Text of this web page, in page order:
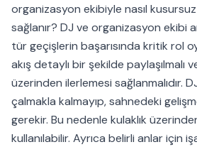
organizasyon ekibiyle nasıl
sağlanır? DJ ve organizasyon ekibi
tür geçişlerin başarısında kritik rol
akış detaylı bir şekilde paylaşılmalı
üzerinden ilerlemesi sağlanmalıdır.
çalmakla kalmayıp, sahnedeki
gerekir. Bu nedenle kulaklık
kullanılabilir. Ayrıca belirli anlar için